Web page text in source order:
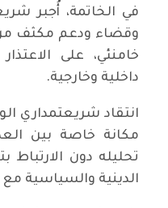
في الخاتمة، أُجبر
وقضاء ودعم مكثف
خامنئي، على
داخلية وخارجية.
انتقاد شريعتمداري
مكانة خاصة بين
تحليله دون الارتباط
الدينية والسياسية مع